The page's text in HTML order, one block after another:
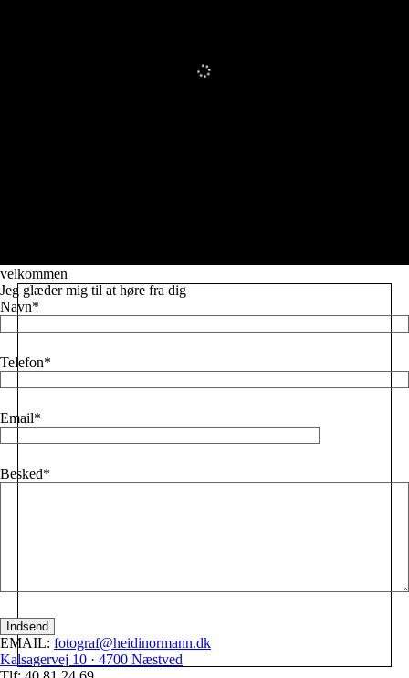
Læs mere
velkommen
Jeg glæder mig til at høre fra dig
Navn
Telefon
Email
Besked
EMAIL: fotograf@heidinormann.dk
Kalsagervej 10 · 4700 Næstved